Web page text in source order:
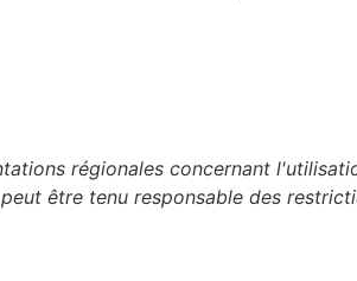
régionales concernant
être tenu responsable des